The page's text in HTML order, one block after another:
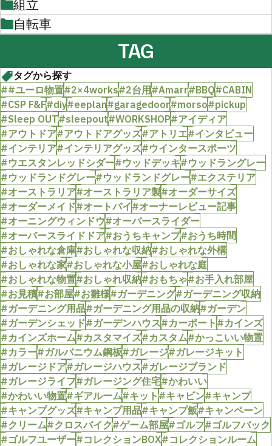
組立
自転車
TAG
タグから探す
##ユーロ物置#2×4works#2台用#Amarr#BBQ#CABIN
#CSP F&F#diy#eeplan#garagedoor#morso#pickup
#Sleep OUT#sleepout#WORKSHOP#アイディア
#アウトドア#アウトドアグッズ#アトリエ#インタビュー
#インテリア#インテリアグッズ#ウインタースポーツ
#ウエスタンレッドシダー#ウッドデッキ#ウッドラングレー
#ウッドランドグレー#ウッドランドグレー#エクステリア
#オーストラリア#オーストラリア製#オーダーサイズ
#オーダーメイド#オートバイ#オーナーレビュー記事
#オーニングウィンドウ#オーバースライダー
#オーバースライドドア#おうちキャンプ#おうち時間
#おしゃれな倉庫#おしゃれな収納#おしゃれな外構
#おしゃれな家#おしゃれな小屋#おしゃれな庭
#おしゃれな物置#おしゃれ収納#おもちゃ#お手入れ部屋
#お見積#お部屋#お雛様#ガーデニング#ガーデニング収納
#ガーデニング用品#ガーデニング用品の収納#ガーデン
#ガーデンシェッド#ガーデンハウス#カーポート#カインズ
#カインズホーム#カスタマイズ#カスタム#かっこいい物置
#カラー#ガルバニウム鋼板#ガレージ#ガレージキット
#ガレージドア#ガレージハウス#ガレージブランド
#ガレージライフ#ガレージング住宅#かわいい
#かわいい物置#ギアルーム#キット#キャビン#キャンプ
#キャンプグッズ#キャンプ用品#キャンプ飯#キャンペーン
#クリーム#クロスバイク#ゲーム部屋#ゴルフ#ゴルフバック
#ゴルフユーザー#コレクションBOX#コレクションルーム